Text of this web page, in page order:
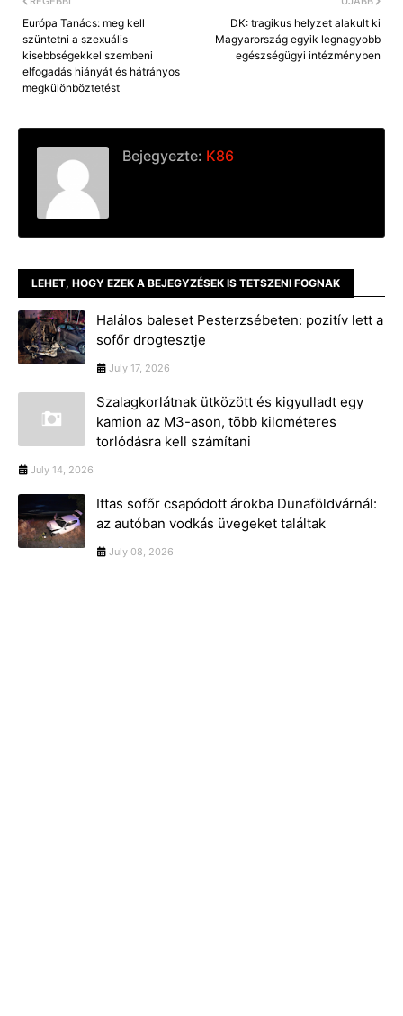
DK: tragikus helyzet alakult ki
Magyarország egyik legnagyobb
egészségügyi intézményben
Európa Tanács: meg kell
szüntetni a szexuális
kisebbségekkel szembeni
elfogadás hiányát és hátrányos
megkülönböztetést
Bejegyezte: K86
LEHET, HOGY EZEK A BEJEGYZÉSEK IS TETSZENI FOGNAK
Halálos baleset Pesterzsébeten: pozitív lett a
sofőr drogtesztje
July 17, 2026
Szalagkorlátnak ütközött és kigyulladt egy
kamion az M3-ason, több kilométeres
torlódásra kell számítani
July 14, 2026
Ittas sofőr csapódott árokba Dunaföldvárnál:
az autóban vodkás üvegeket találtak
July 08, 2026